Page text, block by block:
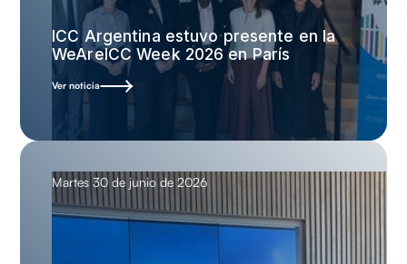
ICC Argentina estuvo presente en la
WeAreICC Week 2026 en París
Ver noticia
Martes 30 de junio de 2026